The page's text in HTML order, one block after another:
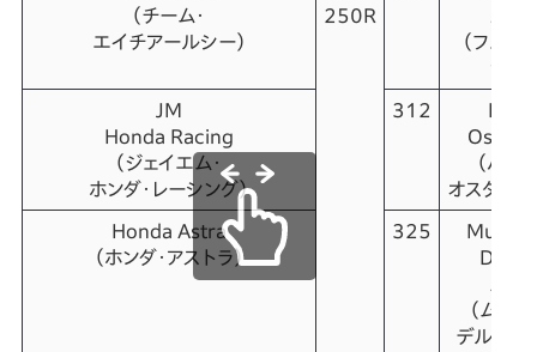
（チーム・
エイチアールシー）
250R
（フェル
ザン
JM
Honda Racing
（ジェイエム・
ホンダ・ レーシング）
312
（ハー
オスターハ
Honda Astra
（ホンダ・アストラ）
325
（ムハン
デルビン